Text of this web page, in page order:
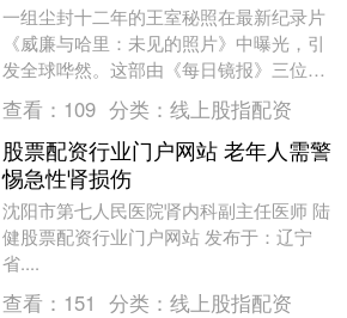
一组尘封十二年的王室秘照在最新纪录片
《威廉与哈里：未见的照片》中曝光，引
发全球哗然。这部由《每日镜报》三位资
深王室摄影师联合制作的纪录片，原定于9
月6日在英国公....
查看： 109 分类： 线上股指配资
股票配资行业门户网站 老年人需警
惕急性肾损伤
沈阳市第七人民医院肾内科副主任医师 陆
健股票配资行业门户网站 发布于：辽宁
省....
查看： 151 分类： 线上股指配资